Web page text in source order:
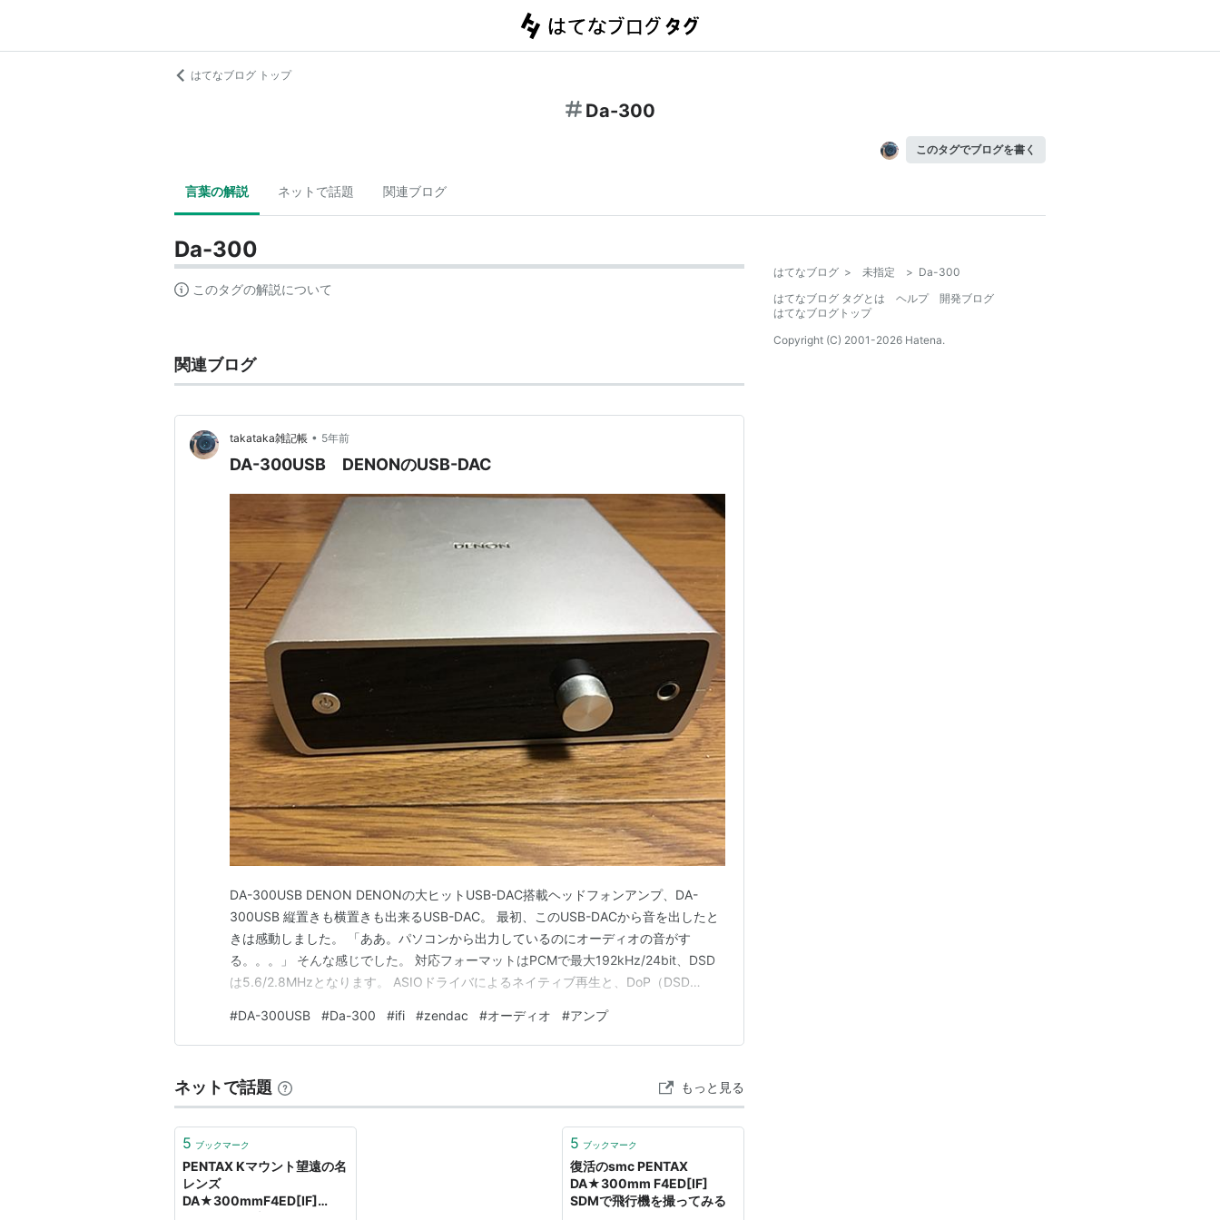
はてなブログ トップ
Da-300
このタグでブログを書く
言葉の解説 ネットで話題 関連ブログ
Da-300
このタグの解説について
関連ブログ
takataka雑記帳 • 5年前
DA-300USB DENONのUSB-DAC
DA-300USB DENON DENONの大ヒットUSB-DAC搭載ヘッドフォンアンプ、DA-
300USB 縦置きも横置きも出来るUSB-DAC。 最初、このUSB-DACから音を出したと
きは感動しました。 「ああ。パソコンから出力しているのにオーディオの音がす
る。。。」 そんな感じでした。 対応フォーマットはPCMで最大192kHz/24bit、DSD
は5.6/2.8MHzとなります。 ASIOドライバによるネイティブ再生と、DoP（DSD
が可能になっています。 D/AコンバータはTI製の…
#DA-300USB #Da-300 #ifi #zendac #オーディオ #アンプ
ネットで話題 もっと見る
5 ブックマーク
PENTAX Kマウント望遠の名
レンズ
DA★300mmF4ED[IF]
5 ブックマーク
復活のsmc PENTAX
DA★300mm F4ED[IF]
SDMで飛行機を撮ってみる
はてなブログ > 未指定 > Da-300
はてなブログ タグとは
ヘルプ
開発ブログ
はてなブログトップ
Copyright (C) 2001-2026 Hatena.